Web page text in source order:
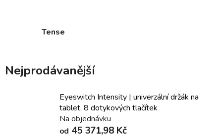
Tense
Nejprodávanější
Eyeswitch Intensity | univerzální držák na
tablet, 8 dotykových tlačítek
Na objednávku
od 45 371,98 Kč